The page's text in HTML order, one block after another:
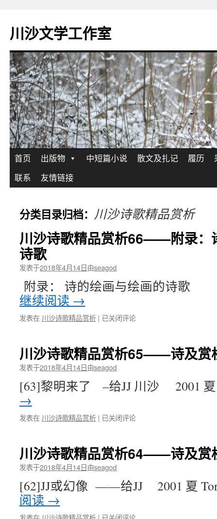
川沙文学工作室
跳
至
文
首页 出版物 中短篇小说 散文及扎记 履历
联系
友情链接
分类目录归档： 川沙诗歌精品赏析
川沙诗歌精品赏析66——附录：
诗歌
发表于2018年4月14日由seagod
附录： 诗的绘画与
继续阅读 →
发表在 川沙诗歌精品赏析 | 川
歌
精
品
析
附
录：
绘
画
与
已关闭评论
川沙诗歌精品赏析65——诗及赏
发表于2018年4月14日由seagod
[63]黎明来了 –给JJ 川沙 2001
→
发表在 川沙诗歌精品赏析 | 川
歌
精
品
析
诗
已关闭评论
川沙诗歌精品赏析64——诗及赏
发表于2018年4月14日由seagod
[62]JJ或幻像 ——给JJ 2001 夏
阅读 →
川